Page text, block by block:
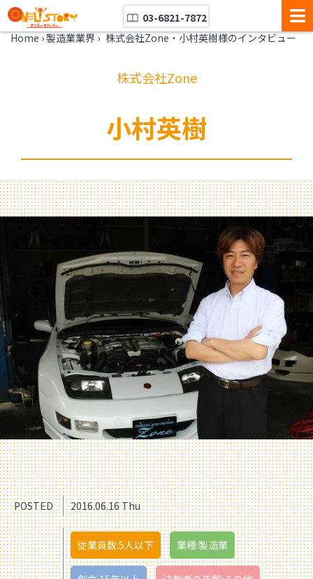
03-6821-7872
Home ›製造業業界 › 株式会社Zone・小村英樹様のインタビュー
株式会社Zone
小村英樹
POSTED 2016.06.16 Thu
従業員数:5人以下 業種:製造業